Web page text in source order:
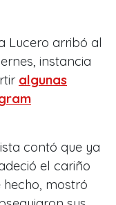
Lucero arribó al
instancia
algunas
contó que ya
el cariño
hecho, mostró